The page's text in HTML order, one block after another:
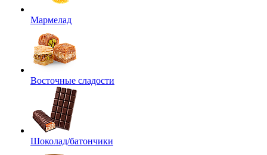
Мармелад
Восточные сладости
Шоколад/батончики